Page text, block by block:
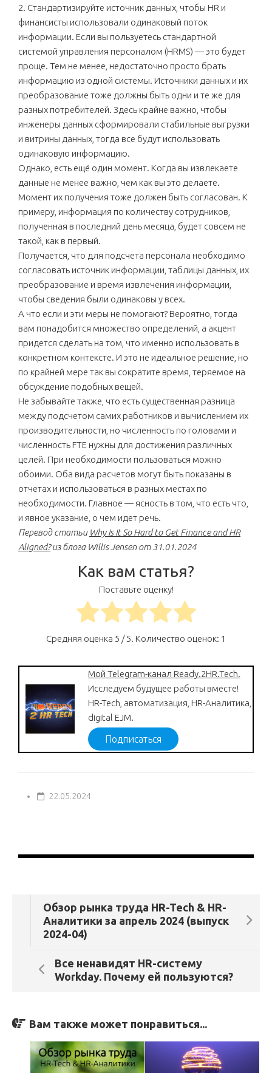
2. Стандартизируйте источник данных, чтобы HR и
финансисты использовали одинаковый поток
информации. Если вы пользуетесь стандартной
системой управления персоналом (HRMS) — это будет
проще. Тем не менее, недостаточно просто брать
информацию из одной системы. Источники данных и их
преобразование тоже должны быть одни и те же для
разных потребителей. Здесь крайне важно, чтобы
инженеры данных сформировали стабильные выгрузки
и витрины данных, тогда все будут использовать
одинаковую информацию.
Однако, есть ещё один момент. Когда вы извлекаете
данные не менее важно, чем как вы это делаете.
Момент их получения тоже должен быть согласован. К
примеру, информация по количеству сотрудников,
полученная в последний день месяца, будет совсем не
такой, как в первый.
Получается, что для подсчета персонала необходимо
согласовать источник информации, таблицы данных, их
преобразование и время извлечения информации,
чтобы сведения были одинаковы у всех.
А что если и эти меры не помогают? Вероятно, тогда
вам понадобится множество определений, а акцент
придется сделать на том, что именно использовать в
конкретном контексте. И это не идеальное решение, но
по крайней мере так вы сократите время, теряемое на
обсуждение подобных вещей.
Не забывайте также, что есть существенная разница
между подсчетом самих работников и вычислением их
производительности, но численность по головами и
численность FTE нужны для достижения различных
целей. При необходимости пользоваться можно
обоими. Оба вида расчетов могут быть показаны в
отчетах и использоваться в разных местах по
необходимости. Главное — ясность в том, что есть что,
и явное указание, о чем идет речь.
Перевод статьи Why Is It So Hard to Get Finance and HR
Aligned?из блога Willis Jensen от 31.01.2024
Как вам статья?
Поставьте оценку!
Средняя оценка 5 / 5. Количество оценок: 1
Мой Telegram-канал Ready.2HR.Tech.
Исследуем будущее работы вместе!
HR-Tech, автоматизация, HR-Аналитика,
digital EJM.
Подписаться
22.05.2024
Обзор рынка труда HR-Tech & HR-
Аналитики за апрель 2024 (выпуск
2024-04)
Все ненавидят HR-систему
Workday. Почему ей пользуются?
Вам также может понравиться...